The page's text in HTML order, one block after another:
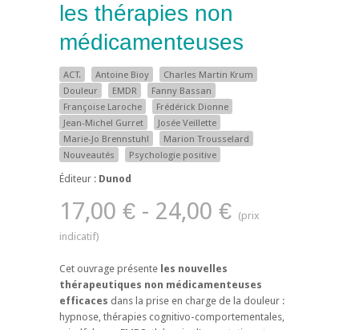
les thérapies non
médicamenteuses
ACT. Antoine Bioy
Charles Martin Krum
Douleur
EMDR
Fanny Bassan
Françoise Laroche
Frédérick Dionne
Jean-Michel Gurret
Josée Veillette
Marie-Jo Brennstuhl
Marion Trousselard
Nouveautés
Psychologie positive
Éditeur : Dunod
17,00 € - 24,00 €
Cet ouvrage présente les nouvelles
thérapeutiques non médicamenteuses
efficaces dans la prise en charge de la douleur :
hypnose, thérapies cognitivo-comportementales,